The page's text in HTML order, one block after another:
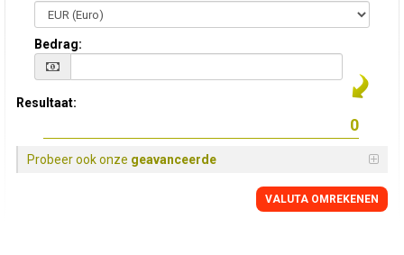
Bedrag:
Resultaat:
Probeer ook onze geavanceerde
VALUTA OMREKENEN